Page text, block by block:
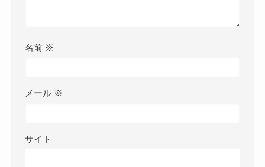
名前 ※
メール ※
サイト